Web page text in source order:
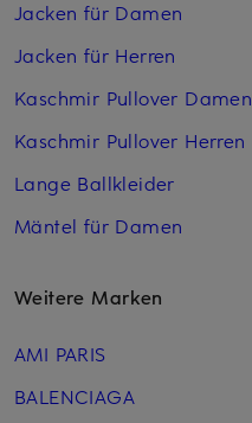
Jacken für Damen
Jacken für Herren
Kaschmir Pullover Damen
Kaschmir Pullover Herren
Lange Ballkleider
Mäntel für Damen
Weitere Marken
AMI PARIS
BALENCIAGA